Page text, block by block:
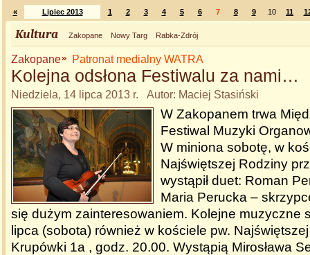
« Lipiec 2013 1 2 3 4 5 6 7 8 9 10 11
Kultura Zakopane Nowy Targ Rabka-Zdrój
Zakopane Patronat medialny WATRA
Kolejna odsłona Festiwalu za nami…
Niedziela, 14 lipca 2013 r. Autor: Maciej Stasiński
W Zakopanem trwa
Festiwal Muzyki
W miniona sobotę, w
Najświętszej Rodziny
wystąpił duet: Roman
Maria Perucka –
się dużym zainteresowaniem. Kolejne muzyczne
lipca (sobota) również w kościele pw.
Krupówki 1a , godz. 20.00. Wystąpią Mirosława